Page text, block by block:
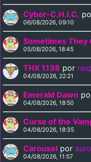
Cyber-C.H.I.C.
06/08/2026, 09:10
Sometimes They
05/08/2026, 18:45
THX 1138 por
04/08/2026, 22:21
Emerald Dawn
04/08/2026, 18:50
Curse of the
04/08/2026, 18:35
Carousel por
04/08/2026, 11:57